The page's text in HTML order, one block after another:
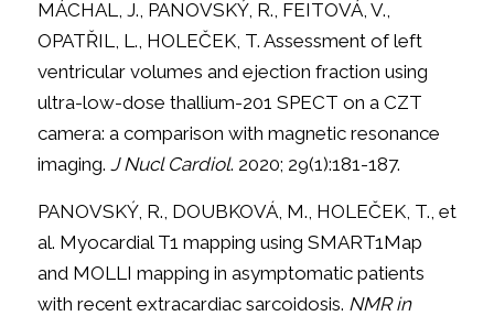
MÁCHAL, J., PANOVSKÝ, R., FEITOVÁ, V.,
OPATŘIL, L., HOLEČEK, T. Assessment of left
ventricular volumes and ejection fraction using
ultra-low-dose thallium-201 SPECT on a CZT
camera: a comparison with magnetic resonance
imaging. J Nucl Cardiol. 2020; 29(1):181-187.
PANOVSKÝ, R., DOUBKOVÁ, M., HOLEČEK, T., et
al. Myocardial T1 mapping using SMART1Map
and MOLLI mapping in asymptomatic patients
with recent extracardiac sarcoidosis. NMR in